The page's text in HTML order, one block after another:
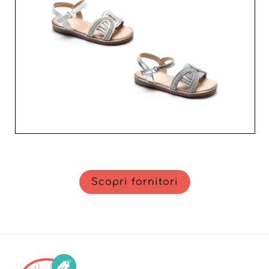
efficacia alle aspettative di una clientela moderna ed
esigente. Scegli qualità e affidabilità per far crescere la
tua azienda.
Scopri fornitori